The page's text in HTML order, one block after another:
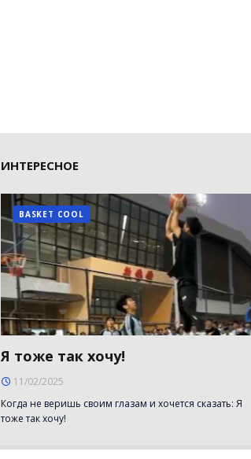
ИНТЕРЕСНОЕ
BASKET COOL
Я тоже так хочу!
11/02/2025
Когда не веришь своим глазам и хочется сказать: Я
тоже так хочу!